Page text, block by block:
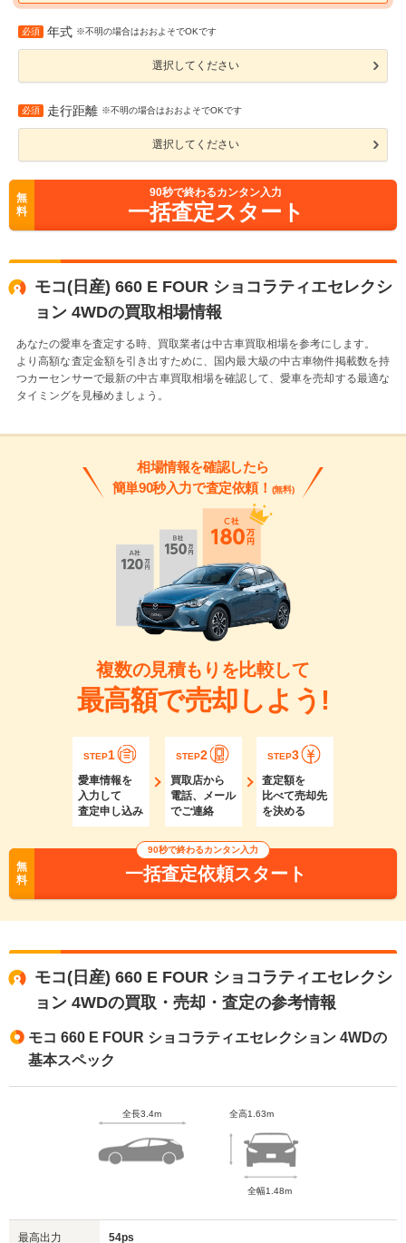
必須 年式 ※不明の場合はおおよそでOKです
選択してください
必須 走行距離 ※不明の場合はおおよそでOKです
選択してください
無
料
90秒で終わるカンタン入力
一括査定スタート
モコ(日産) 660 E FOUR ショコラティエセレクシ
ョン 4WDの買取相場情報
あなたの愛車を査定する時、買取業者は中古車買取相場を参考にします。
より高額な査定金額を引き出すために、国内最大級の中古車物件掲載数を持
つカーセンサーで最新の中古車買取相場を確認して、愛車を売却する最適な
タイミングを見極めましょう。
相場情報を確認したら
簡単90秒入力で査定依頼！ (無料)
複数の見積もりを比較して
最高額で売却しよう!
STEP1
愛車情報を
入力して
査定申し込み
STEP2
買取店から
電話、メール
でご連絡
STEP3
査定額を
比べて売却先
を決める
無
料
90秒で終わるカンタン入力
一括査定依頼スタート
モコ(日産) 660 E FOUR ショコラティエセレクシ
ョン 4WDの買取・売却・査定の参考情報
モコ 660 E FOUR ショコラティエセレクション 4WDの
基本スペック
全長3.4m 全高1.63m
全幅1.48m
最高出力 54ps